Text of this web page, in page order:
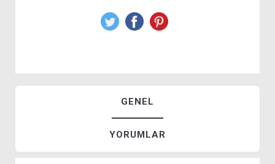
GENEL
YORUMLAR